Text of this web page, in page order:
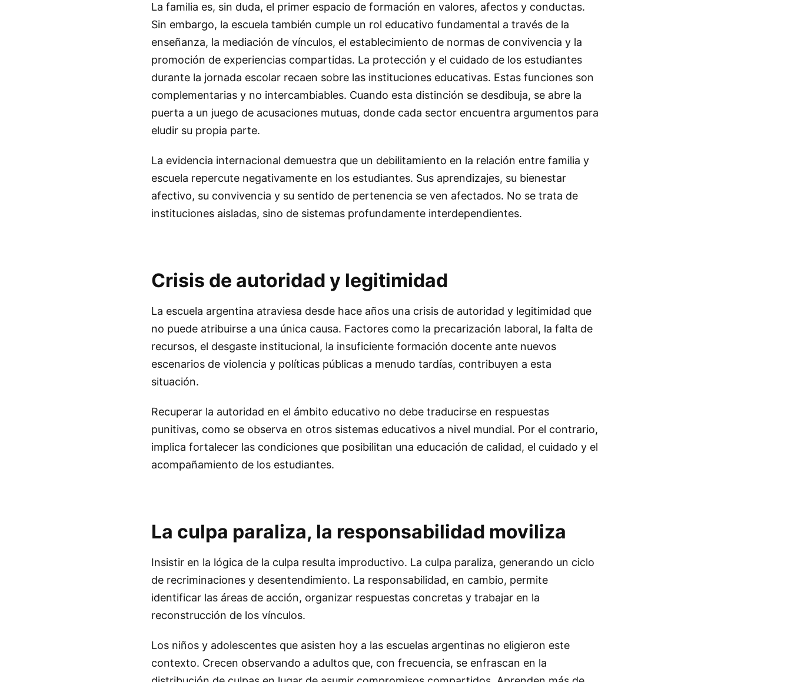
La familia es, sin duda, el primer espacio de formación en valores, afectos y conductas.
Sin embargo, la escuela también cumple un rol educativo fundamental a través de la
enseñanza, la mediación de vínculos, el establecimiento de normas de convivencia y la
promoción de experiencias compartidas. La protección y el cuidado de los estudiantes
durante la jornada escolar recaen sobre las instituciones educativas. Estas funciones son
complementarias y no intercambiables. Cuando esta distinción se desdibuja, se abre la
puerta a un juego de acusaciones mutuas, donde cada sector encuentra argumentos para
eludir su propia parte.
La evidencia internacional demuestra que un debilitamiento en la relación entre familia y
escuela repercute negativamente en los estudiantes. Sus aprendizajes, su bienestar
afectivo, su convivencia y su sentido de pertenencia se ven afectados. No se trata de
instituciones aisladas, sino de sistemas profundamente interdependientes.
Crisis de autoridad y legitimidad
La escuela argentina atraviesa desde hace años una crisis de autoridad y legitimidad que
no puede atribuirse a una única causa. Factores como la precarización laboral, la falta de
recursos, el desgaste institucional, la insuficiente formación docente ante nuevos
escenarios de violencia y políticas públicas a menudo tardías, contribuyen a esta
situación.
Recuperar la autoridad en el ámbito educativo no debe traducirse en respuestas
punitivas, como se observa en otros sistemas educativos a nivel mundial. Por el contrario,
implica fortalecer las condiciones que posibilitan una educación de calidad, el cuidado y el
acompañamiento de los estudiantes.
La culpa paraliza, la responsabilidad moviliza
Insistir en la lógica de la culpa resulta improductivo. La culpa paraliza, generando un ciclo
de recriminaciones y desentendimiento. La responsabilidad, en cambio, permite
identificar las áreas de acción, organizar respuestas concretas y trabajar en la
reconstrucción de los vínculos.
Los niños y adolescentes que asisten hoy a las escuelas argentinas no eligieron este
contexto. Crecen observando a adultos que, con frecuencia, se enfrascan en la